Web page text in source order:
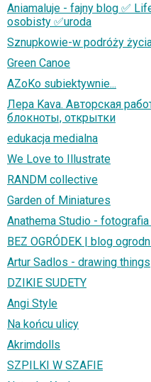
Aniamaluje - fajny blog ✅
osobisty ✅uroda
Sznupkowie-w podróży
Green Canoe
AZoKo subiektywnie...
Лера Kava. Авторская
блокноты, открытки
edukacja medialna
We Love to Illustrate
RANDM collective
Garden of Miniatures
Anathema Studio - fotografia
BEZ OGRÓDEK | blog
Artur Sadlos - drawing things
DZIKIE SUDETY
Angi Style
Na końcu ulicy
Akrimdolls
SZPILKI W SZAFIE